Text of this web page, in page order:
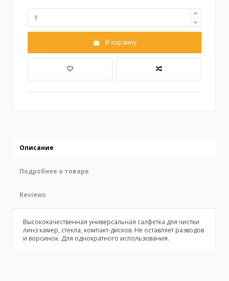
В корзину
Описание
Подробнее о товаре
Reviews
Высококачественная универсальная салфетка для чистки
линз камер, стекла, компакт-дисков. Не оставляет разводов
и ворсинок. Для однократного использования.